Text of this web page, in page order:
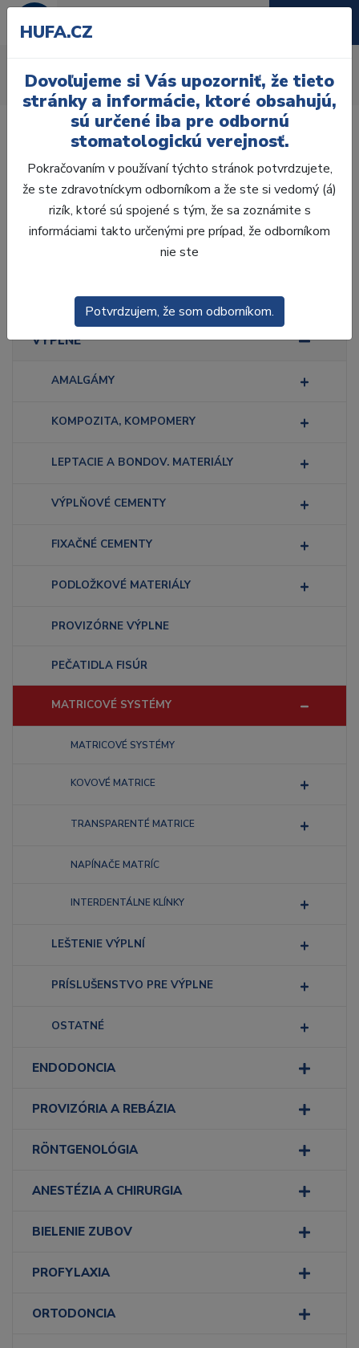
Úvod Ordinácia Výplne Matricové systémy
Laboratórium, Zub.
technika
ODLTAČKOVANIE
VÝPLNE
AMALGÁMY
KOMPOZITA, KOMPOMERY
LEPTACIE A BONDOV. MATERIÁLY
VÝPLŇOVÉ CEMENTY
FIXAČNÉ CEMENTY
PODLOŽKOVÉ MATERIÁLY
PROVIZÓRNE VÝPLNE
PEČATIDLA FISÚR
MATRICOVÉ SYSTÉMY
MATRICOVÉ SYSTÉMY
KOVOVÉ MATRICE
TRANSPARENTÉ MATRICE
NAPÍNAČE MATRÍC
INTERDENTÁLNE KLÍNKY
LEŠTENIE VÝPLNÍ
PRÍSLUŠENSTVO PRE VÝPLNE
OSTATNÉ
ENDODONCIA
PROVIZÓRIA A REBÁZIA
RÖNTGENOLÓGIA
ANESTÉZIA A CHIRURGIA
BIELENIE ZUBOV
PROFYLAXIA
ORTODONCIA
HUFA.CZ
Dovoľujeme si Vás upozorniť, že tieto
stránky a informácie, ktoré obsahujú,
sú určené iba pre odbornú
stomatologickú verejnosť.
Pokračovaním v používaní týchto stránok potvrdzujete,
že ste zdravotníckym odborníkom a že ste si vedomý (á)
rizík, ktoré sú spojené s tým, že sa zoznámite s
informáciami takto určenými pre prípad, že odborníkom
nie ste
Potvrdzujem, že som odborníkom.